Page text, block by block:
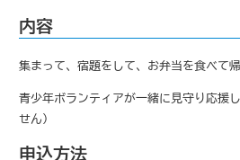
内容
集まって、宿題をして、お弁当を食べて帰
青少年ボランティアが一緒に見守り応援
せん）
申込方法